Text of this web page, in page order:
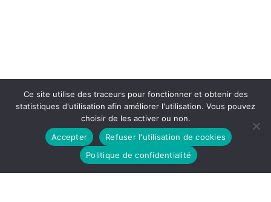
Ce site utilise des traceurs pour fonctionner et obtenir des
statistiques d'utilisation afin améliorer l'utilisation. Vous pouvez
choisir de les activer ou non.
Accepter
Refuser l'utilisation de cookies
Politique de confidentialité